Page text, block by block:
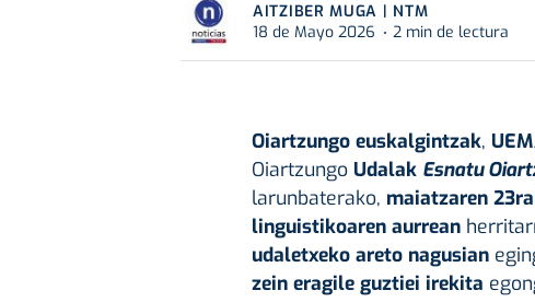
AITZIBER MUGA | NTM
18 de Mayo 2026
2 min de lectura
Oiartzungo euskalgintzak,
Oiartzungo Udalak Esnatu
larunbaterako, maiatzaren
linguistikoaren aurrean
udaletxeko areto nagusian
zein eragile guztiei irekita